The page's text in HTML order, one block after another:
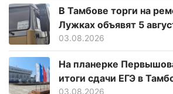
В Тамбове торги на
Лужках объявят 5
03.08.2026
На планерке
итоги сдачи ЕГЭ в
03.08.2026